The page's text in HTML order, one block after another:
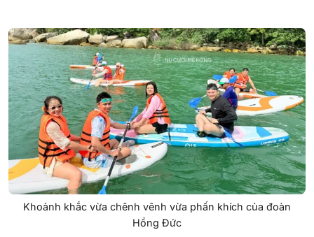
Khoảnh khắc vừa chênh vênh vừa phấn khích của đoàn
Hồng Đức